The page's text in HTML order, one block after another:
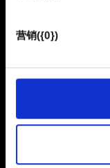
也可能与我们的合
使用所有这些非强
您可以在下面的"
其中的内容并准备
营销({0})